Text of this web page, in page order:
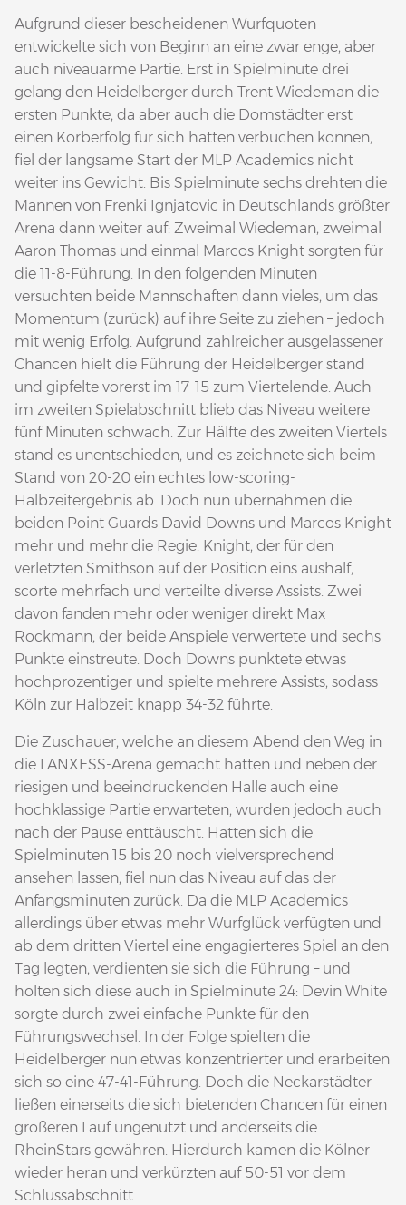
Aufgrund dieser bescheidenen Wurfquoten
entwickelte sich von Beginn an eine zwar enge, aber
auch niveauarme Partie. Erst in Spielminute drei
gelang den Heidelberger durch Trent Wiedeman die
ersten Punkte, da aber auch die Domstädter erst
einen Korberfolg für sich hatten verbuchen können,
fiel der langsame Start der MLP Academics nicht
weiter ins Gewicht. Bis Spielminute sechs drehten die
Mannen von Frenki Ignjatovic in Deutschlands größter
Arena dann weiter auf: Zweimal Wiedeman, zweimal
Aaron Thomas und einmal Marcos Knight sorgten für
die 11-8-Führung. In den folgenden Minuten
versuchten beide Mannschaften dann vieles, um das
Momentum (zurück) auf ihre Seite zu ziehen – jedoch
mit wenig Erfolg. Aufgrund zahlreicher ausgelassener
Chancen hielt die Führung der Heidelberger stand
und gipfelte vorerst im 17-15 zum Viertelende. Auch
im zweiten Spielabschnitt blieb das Niveau weitere
fünf Minuten schwach. Zur Hälfte des zweiten Viertels
stand es unentschieden, und es zeichnete sich beim
Stand von 20-20 ein echtes low-scoring-
Halbzeitergebnis ab. Doch nun übernahmen die
beiden Point Guards David Downs und Marcos Knight
mehr und mehr die Regie. Knight, der für den
verletzten Smithson auf der Position eins aushalf,
scorte mehrfach und verteilte diverse Assists. Zwei
davon fanden mehr oder weniger direkt Max
Rockmann, der beide Anspiele verwertete und sechs
Punkte einstreute. Doch Downs punktete etwas
hochprozentiger und spielte mehrere Assists, sodass
Köln zur Halbzeit knapp 34-32 führte.
Die Zuschauer, welche an diesem Abend den Weg in
die LANXESS-Arena gemacht hatten und neben der
riesigen und beeindruckenden Halle auch eine
hochklassige Partie erwarteten, wurden jedoch auch
nach der Pause enttäuscht. Hatten sich die
Spielminuten 15 bis 20 noch vielversprechend
ansehen lassen, fiel nun das Niveau auf das der
Anfangsminuten zurück. Da die MLP Academics
allerdings über etwas mehr Wurfglück verfügten und
ab dem dritten Viertel eine engagierteres Spiel an den
Tag legten, verdienten sie sich die Führung – und
holten sich diese auch in Spielminute 24: Devin White
sorgte durch zwei einfache Punkte für den
Führungswechsel. In der Folge spielten die
Heidelberger nun etwas konzentrierter und erarbeiten
sich so eine 47-41-Führung. Doch die Neckarstädter
ließen einerseits die sich bietenden Chancen für einen
größeren Lauf ungenutzt und anderseits die
RheinStars gewähren. Hierdurch kamen die Kölner
wieder heran und verkürzten auf 50-51 vor dem
Schlussabschnitt.